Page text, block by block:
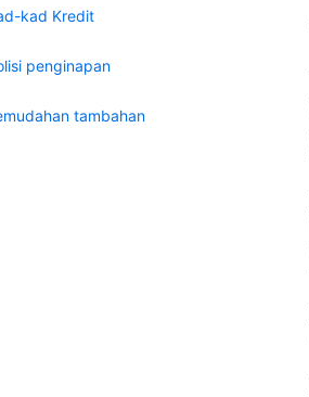
kad Kredit
penginapan
tambahan